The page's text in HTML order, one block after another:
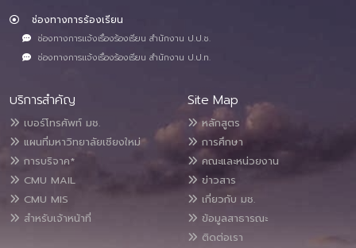
ช่องทางการร้องเรียน
ช่องทางการแจ้งเรื่องร้องเรียน สำนักงาน ป.ป.ช.
ช่องทางการแจ้งเรื่องร้องเรียน สำนักงาน ป.ป.ท.
บริการสำคัญ
เบอร์โทรศัพท์ มช.
แผนที่มหาวิทยาลัยเชียงใหม่
การบริจาค*
CMU MAIL
CMU MIS
สำหรับเจ้าหน้าที่
Site Map
หลักสูตร
การศึกษา
คณะและหน่วยงาน
ข่าวสาร
เกี่ยวกับ มช.
ข้อมูลสาธารณะ
ติดต่อเรา